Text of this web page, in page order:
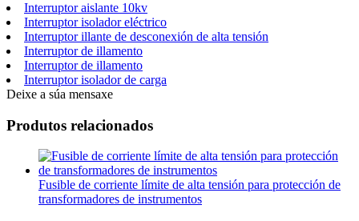
Interruptor aislante 10kv
Interruptor isolador eléctrico
Interruptor illante de desconexión de alta tensión
Interruptor de illamento
Interruptor de illamento
Interruptor isolador de carga
Deixe a súa mensaxe
Produtos relacionados
Fusible de corriente límite de alta tensión para protección de
transformadores de instrumentos